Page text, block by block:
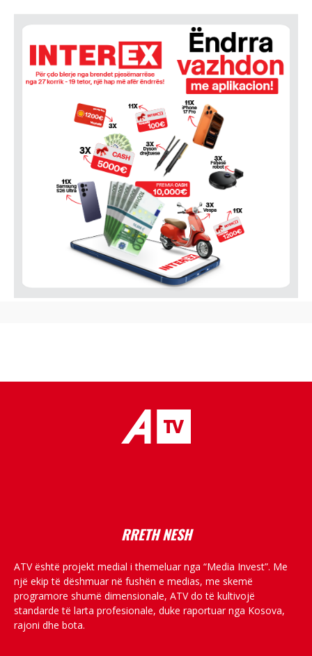
RRETH NESH
ATV është projekt medial i themeluar nga “Media Invest”. Me
një ekip të dëshmuar në fushën e medias, me skemë
programore shumë dimensionale, ATV do të kultivojë
standarde të larta profesionale, duke raportuar nga Kosova,
rajoni dhe bota.